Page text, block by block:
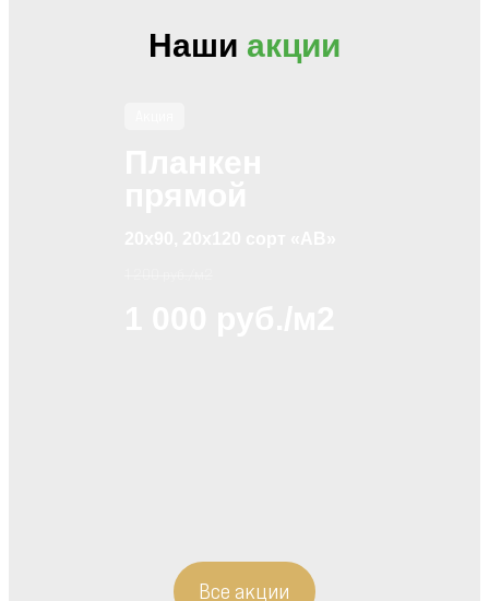
Наши акции
Все акции